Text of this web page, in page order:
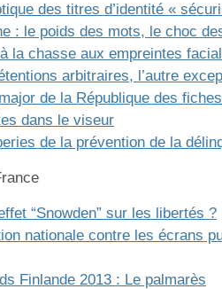
des titres d’identité «
: le poids des mots, le choc
la chasse aux empreintes
arbitraires, l’autre
de la République des fiches
dans le viseur
de la prévention de la
“Snowden” sur les libertés ?
nationale contre les écrans
Finlande 2013 : Le palmarès